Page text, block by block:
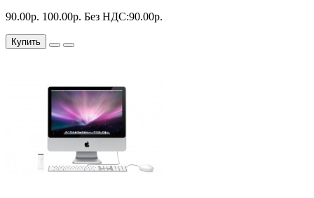
90.00р. 100.00р. Без НДС:90.00р.
Купить